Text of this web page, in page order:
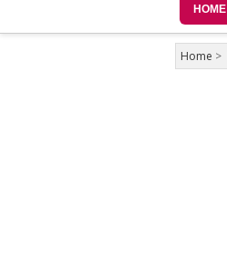
HOME
Home >